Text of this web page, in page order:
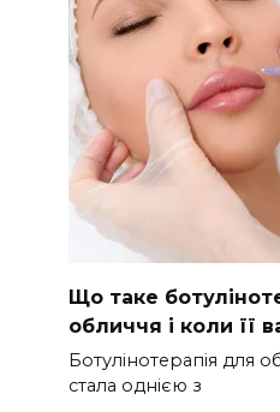
Що таке
обличчя і коли її
Ботулінотерапія для
стала однією з